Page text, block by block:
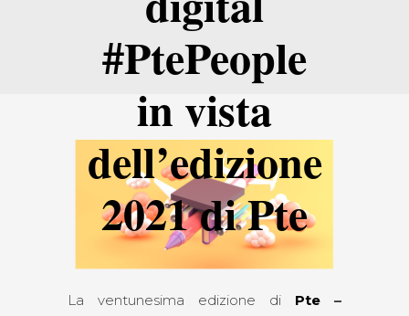
#PtePeople
in vista
dell’edizione
2021 di Pte
La ventunesima edizione di Pte –